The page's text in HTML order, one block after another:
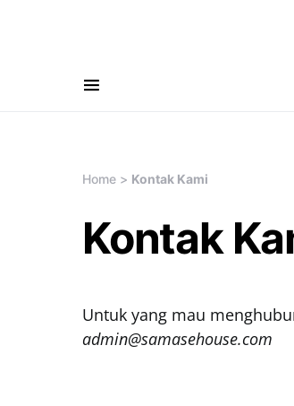
Search for:
Home > Kontak Kami
Kontak
Untuk yang mau
admin@samasehouse.com